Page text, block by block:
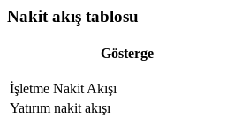
Nakit akış tablosu
Gösterge
İşletme Nakit Akışı
Yatırım nakit akışı